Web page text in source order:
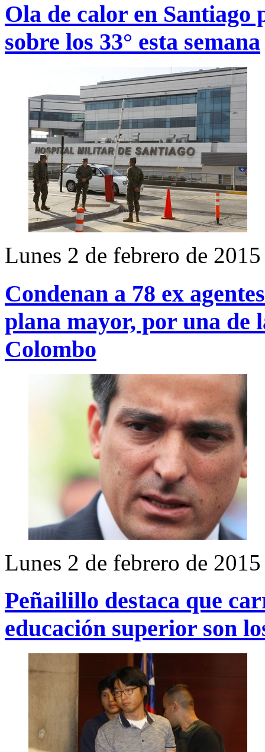
Ola de calor en
sobre los 33° esta semana
Lunes 2 de febrero de 2015
Condenan a 78 ex
plana mayor, por una de
Colombo
Lunes 2 de febrero de 2015
Peñailillo destaca que
educación superior son